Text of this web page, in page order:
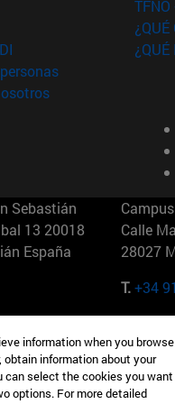
en nueva ventana)
en nueva ventana)
(abre en nueva ventana)
(abre en nueva
(abre en nueva
¿QUÉ
¿QUÉ
Sebastián
13 20018
España
Calle
28027
T.+34
Nueva York Maria-
Múnich
information when you
information about your
can select the cookies you want
options. For more detailed